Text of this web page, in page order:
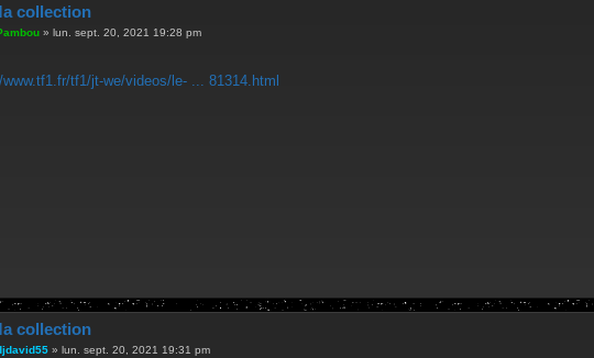
collection
» lun. sept. 20, 2021 19:28 pm
tf1/jt-we/videos/le- ... 81314.html
collection
» lun. sept. 20, 2021 19:31 pm